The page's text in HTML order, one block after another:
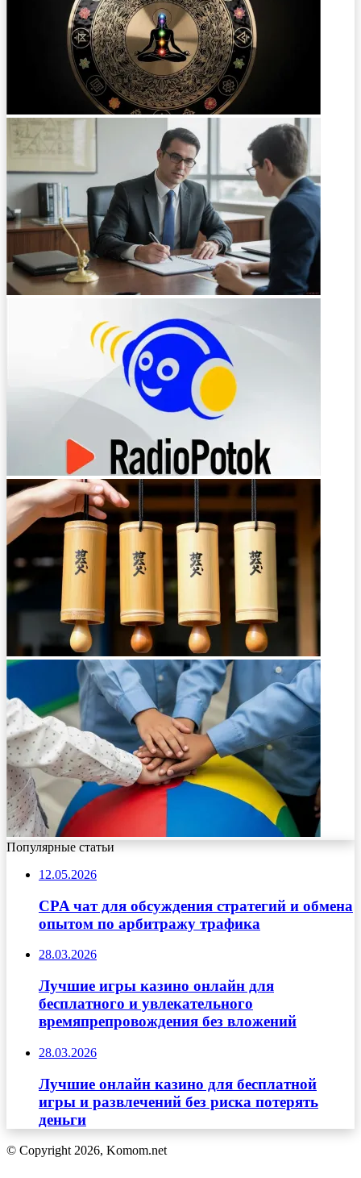
Популярные статьи
12.05.2026
CPA чат для обсуждения стратегий и обмена
опытом по арбитражу трафика
28.03.2026
Лучшие игры казино онлайн для
бесплатного и увлекательного
времяпрепровождения без вложений
28.03.2026
Лучшие онлайн казино для бесплатной
игры и развлечений без риска потерять
деньги
© Copyright 2026, Komom.net